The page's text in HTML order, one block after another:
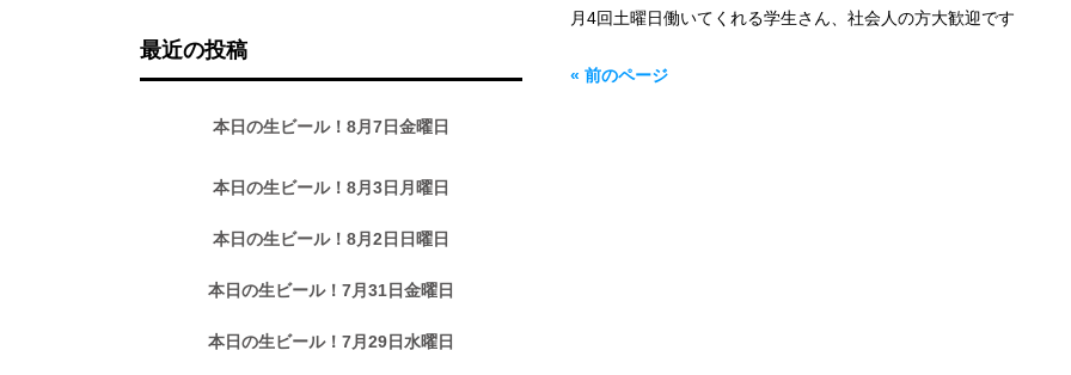
月4回土曜日働いてくれる学生さん、社会人の方大歓迎です
« 前のページ
最近の投稿
本日の生ビール！8月7日金曜日
本日の生ビール！8月3日月曜日
本日の生ビール！8月2日日曜日
本日の生ビール！7月31日金曜日
本日の生ビール！7月29日水曜日